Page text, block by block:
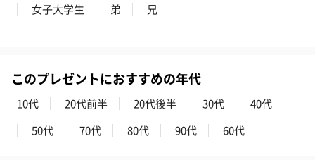
女子大学生
弟 兄
このプレゼントにおすすめの年代
10代 20代前半 20代後半 30代
40代
50代
70代 80代 90代 60代